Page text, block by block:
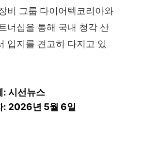
비 그룹 다이어텍코리아와
너십을 통해 국내 청각 산
입지를 견고히 다지고 있
시선뉴스
: 2026년 5월 6일